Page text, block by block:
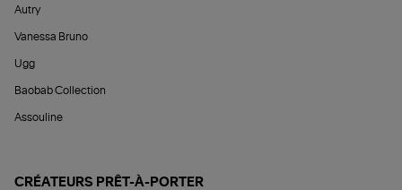
Autry
Vanessa Bruno
Ugg
Baobab Collection
Assouline
CRÉATEURS PRÊT-À-PORTER